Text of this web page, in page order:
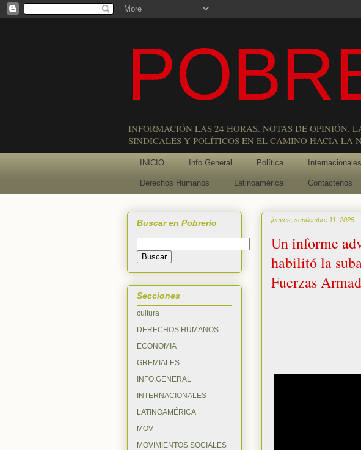
INFORMACIÓN LAS 24 HORAS. NOTAS DE OPINIÓN.
SINDICALES Y POLÍTICOS EN EL CAMINO HACIA LA
INICIO Info General Política Internacionales
Derechos Humanos Latinoamérica Contactenos
jueves, septiembre 11, 2025
Un informe
habilitó la
Fuerzas
Buscar en Pobrerío
Secciones
cultura
DERECHOS HUMANOS
ECONOMIA
GREMIALES
INFO.GENERAL
INTERNACIONALES
LATINOAMÉRICA
MOV
MOVIMIENTOS SOCIALES